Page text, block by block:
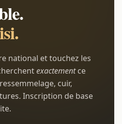
national et touchez les
exactementce
cuir,
Inscription de base